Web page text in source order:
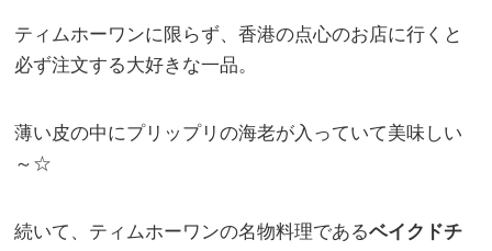
ティムホーワンに限らず、香港の点心のお店に行くと
必ず注文する大好きな一品。
薄い皮の中にプリップリの海老が入っていて美味しい
～☆
続いて、ティムホーワンの名物料理であるベイクドチ